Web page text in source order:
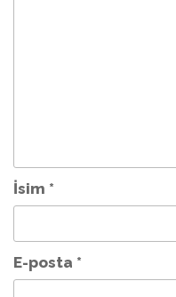
İsim *
E-posta *